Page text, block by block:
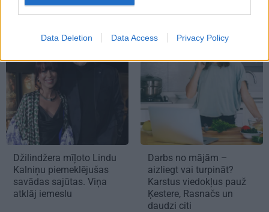
Data Deletion Data Access Privacy Policy
PERSONĪBAS
Džilindžera mīļoto Lindu
Kalniņu piemeklējušas
savādas sajūtas. Viņa
atklāj iemeslu
VIEDOKLIS
Darbs no mājām –
aizliegt vai turpināt?
Karstus viedokļus pauž
Ķestere, Rasnačs un
daudzi citi